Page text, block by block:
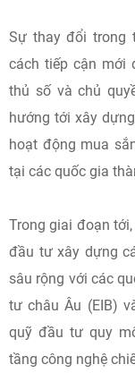
Sự thay đổi trong
cách tiếp cận mới
thủ số và chủ
hướng tới xây
hoạt động mua
tại các quốc gia
Trong giai đoạn
đầu tư xây dựng
sâu rộng với các
tư châu Âu (EIB)
quỹ đầu tư quy
tầng công nghệ